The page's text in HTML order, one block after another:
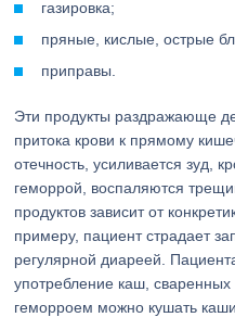
газировка;
пряные, кислые, острые
приправы.
Эти продукты раздражающе
притока крови к прямому
отечность, усиливается зуд,
геморрой, воспаляются
продуктов зависит от
примеру, пациент страдает
регулярной диареей.
употребление каш,
геморроем можно кушать